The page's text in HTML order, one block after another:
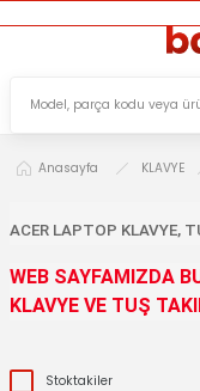
Anasayfa KLAVYE
ACER LAPTOP KLAVYE,
WEB SAYFAMIZDA
KLAVYE VE TUŞ
Stoktakiler